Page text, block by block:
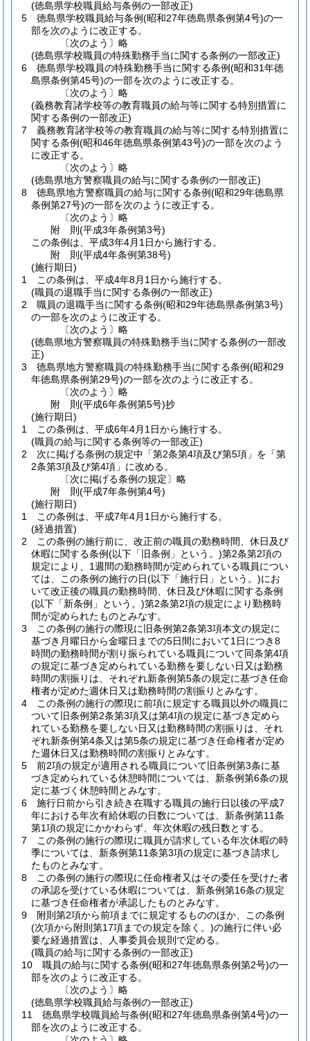
(徳島県学校職員給与条例の一部改正)
5
徳島県学校職員給与条例(昭和27年徳島県条例第4号)の一
部を次のように改正する。
〔次のよう〕略
(徳島県学校職員の特殊勤務手当に関する条例の一部改正)
6
徳島県学校職員の特殊勤務手当に関する条例(昭和31年徳
島県条例第45号)の一部を次のように改正する。
〔次のよう〕略
(義務教育諸学校等の教育職員の給与等に関する特別措置に
関する条例の一部改正)
7
義務教育諸学校等の教育職員の給与等に関する特別措置に
関する条例(昭和46年徳島県条例第43号)の一部を次のよう
に改正する。
〔次のよう〕略
(徳島県地方警察職員の給与に関する条例の一部改正)
8
徳島県地方警察職員の給与に関する条例(昭和29年徳島県
条例第27号)の一部を次のように改正する。
〔次のよう〕略
附 則(平成3年条例第3号)
この条例は、平成3年4月1日から施行する。
附 則(平成4年条例第38号)
(施行期日)
1
この条例は、平成4年8月1日から施行する。
(職員の退職手当に関する条例の一部改正)
2
職員の退職手当に関する条例(昭和29年徳島県条例第3号)
の一部を次のように改正する。
〔次のよう〕略
(徳島県地方警察職員の特殊勤務手当に関する条例の一部改
正)
3
徳島県地方警察職員の特殊勤務手当に関する条例(昭和29
年徳島県条例第29号)の一部を次のように改正する。
〔次のよう〕略
附 則(平成6年条例第5号)抄
(施行期日)
1
この条例は、平成6年4月1日から施行する。
(職員の給与に関する条例等の一部改正)
2
次に掲げる条例の規定中「第2条第4項及び第5項」を「第
2条第3項及び第4項」に改める。
〔次に掲げる条例の規定〕略
附 則(平成7年条例第4号)
(施行期日)
1
この条例は、平成7年4月1日から施行する。
(経過措置)
2
この条例の施行前に、改正前の職員の勤務時間、休日及び
休暇に関する条例(以下「旧条例」という。)第2条第2項の
規定により、1週間の勤務時間が定められている職員につい
ては、この条例の施行の日(以下「施行日」という。)にお
いて改正後の職員の勤務時間、休日及び休暇に関する条例
(以下「新条例」という。)第2条第2項の規定により勤務時
間が定められたものとみなす。
3
この条例の施行の際現に旧条例第2条第3項本文の規定に
基づき月曜日から金曜日までの5日間において1日につき8
時間の勤務時間が割り振られている職員について同条第4項
の規定に基づき定められている勤務を要しない日又は勤務
時間の割振りは、それぞれ新条例第5条の規定に基づき任命
権者が定めた週休日又は勤務時間の割振りとみなす。
4
この条例の施行の際現に前項に規定する職員以外の職員に
ついて旧条例第2条第3項又は第4項の規定に基づき定めら
れている勤務を要しない日又は勤務時間の割振りは、それ
ぞれ新条例第4条又は第5条の規定に基づき任命権者が定め
た週休日又は勤務時間の割振りとみなす。
5
前2項の規定が適用される職員について旧条例第3条に基
づき定められている休憩時間については、新条例第6条の規
定に基づく休憩時間とみなす。
6
施行日前から引き続き在職する職員の施行日以後の平成7
年における年次有給休暇の日数については、新条例第11条
第1項の規定にかかわらず、年次休暇の残日数とする。
7
この条例の施行の際現に職員が請求している年次休暇の時
季については、新条例第11条第3項の規定に基づき請求し
たものとみなす。
8
この条例の施行の際現に任命権者又はその委任を受けた者
の承認を受けている休暇については、新条例第16条の規定
に基づき任命権者が承認したものとみなす。
9
附則第2項から前項までに規定するもののほか、この条例
(次項から附則第17項までの規定を除く。)の施行に伴い必
要な経過措置は、人事委員会規則で定める。
(職員の給与に関する条例の一部改正)
10
職員の給与に関する条例(昭和27年徳島県条例第2号)の一
部を次のように改正する。
〔次のよう〕略
(徳島県学校職員給与条例の一部改正)
11
徳島県学校職員給与条例(昭和27年徳島県条例第4号)の一
部を次のように改正する。